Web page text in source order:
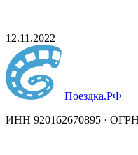
12.11.2022
Поездка.РФ
ИНН 920162670895 ·